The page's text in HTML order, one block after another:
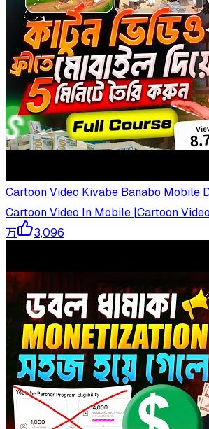
Cartoon Video Kivabe Banabo Mobile
Cartoon Video In Mobile |Cartoon
万
3,096